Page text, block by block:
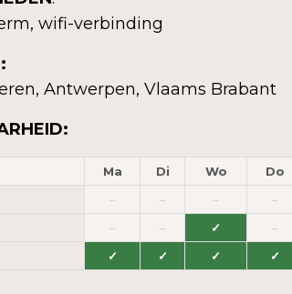
wifi-verbinding
Antwerpen, Vlaams Brabant
Ma Di Wo Do
– – – –
– – ✓ –
✓ ✓ ✓ ✓